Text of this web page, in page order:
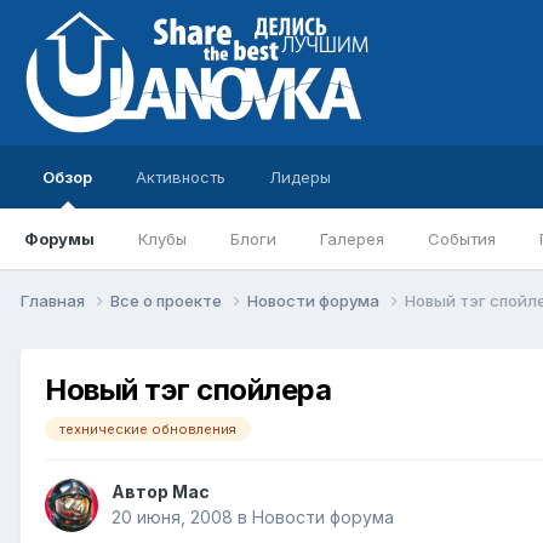
Обзор
Форумы Клубы Блоги Галерея События
Активность Лидеры
Главная Все о проекте Новости форума Новый тэг
Новый тэг спойлера
технические обновления
Автор Mac
20 июня, 2008 в Новости форума